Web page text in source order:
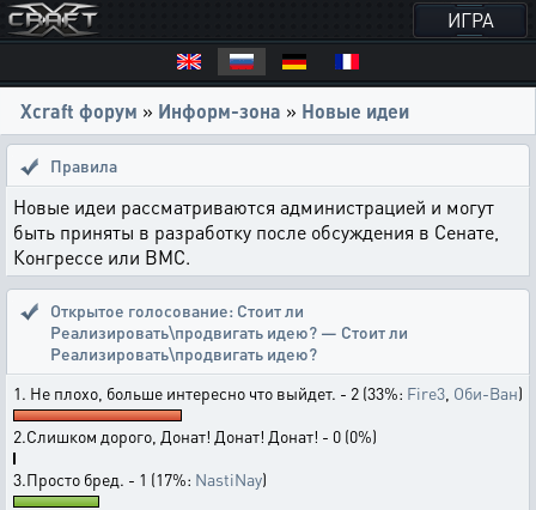
ИГРА
Xcraft форум » Информ-зона » Новые идеи
Правила
Новые идеи рассматриваются администрацией и могут
быть приняты в разработку после обсуждения в Сенате,
Конгрессе или ВМС.
Открытое голосование: Стоит ли
Реализировать\продвигать идею? — Стоит ли
Реализировать\продвигать идею?
1. Не плохо, больше интересно что выйдет. - 2 (33%: Fire3 Оби-Ван)
2.Слишком дорого, Донат! Донат! Донат! - 0 (0%)
3.Просто бред. - 1 (17%: NastiNay)